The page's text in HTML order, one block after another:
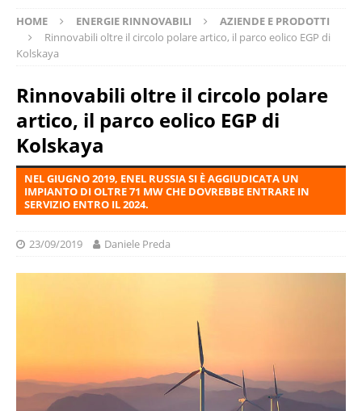
HOME ENERGIE RINNOVABILI
AZIENDE E PRODOTTI
Rinnovabili oltre il circolo polare artico, il parco eolico EGP di
Kolskaya
Rinnovabili oltre il circolo polare
artico, il parco eolico EGP di
Kolskaya
NEL GIUGNO 2019, ENEL RUSSIA SI È AGGIUDICATA UN
IMPIANTO DI OLTRE 71 MW CHE DOVREBBE ENTRARE IN
SERVIZIO ENTRO IL 2024.
23/09/2019 Daniele Preda